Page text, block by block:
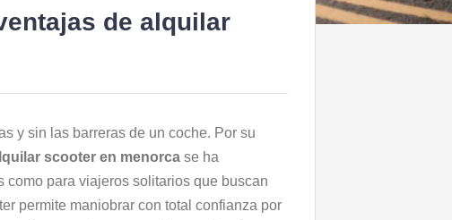
de alquilar
y sin las barreras de un coche. Por su
scooter en menorca se ha
para viajeros solitarios que buscan
permite maniobrar con total confianza por